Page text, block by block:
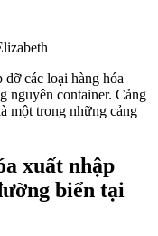
các loại hàng hóa
nguyên container. Cảng
một trong những cảng
xuất nhập
biển tại